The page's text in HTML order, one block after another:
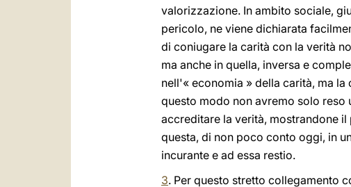
valorizzazione. In ambito sociale,
pericolo, ne viene dichiarata
di coniugare la carità con la verità
ma anche in quella, inversa e
nell'« economia » della carità, ma
questo modo non avremo solo reso
accreditare la verità, mostrandone
questa, di non poco conto oggi, in
incurante e ad essa restio.
3. Per questo stretto collegamento